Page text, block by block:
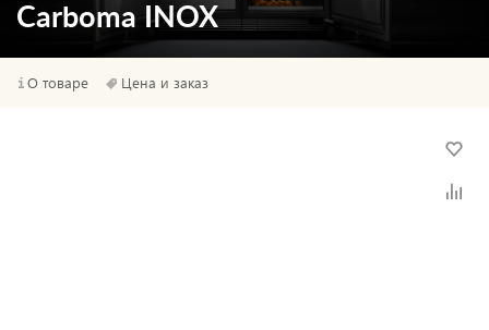
Carboma INOX
О товаре Цена и заказ